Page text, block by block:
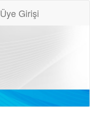
Üye Girişi